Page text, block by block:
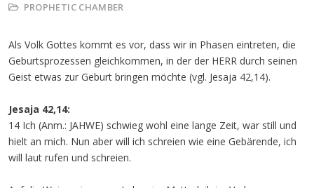
PROPHETIC CHAMBER
Als Volk Gottes kommt es vor, dass wir in Phasen eintreten, die
Geburtsprozessen gleichkommen, in der der HERR durch seinen
Geist etwas zur Geburt bringen möchte (vgl. Jesaja 42,14).
Jesaja 42,14:
14 Ich (Anm.: JAHWE) schwieg wohl eine lange Zeit, war still und
hielt an mich. Nun aber will ich schreien wie eine Gebärende, ich
will laut rufen und schreien.